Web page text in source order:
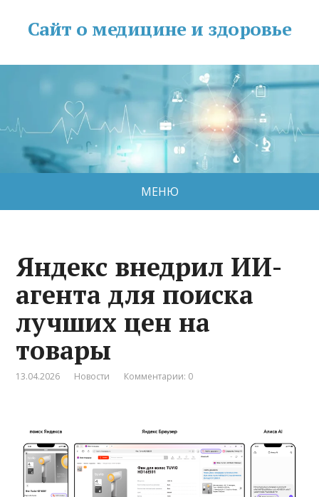
Сайт о медицине и здоровье
МЕНЮ
Яндекс внедрил ИИ-
агента для поиска
лучших цен на
товары
13.04.2026 Новости Комментарии: 0